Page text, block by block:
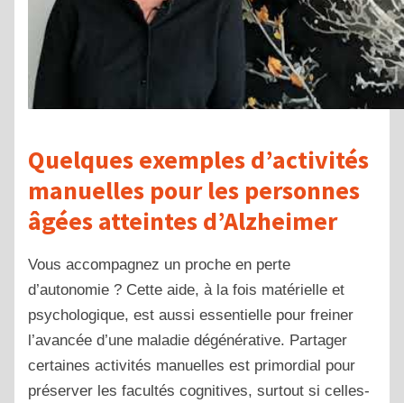
Quelques exemples d’activités
manuelles pour les personnes
âgées atteintes d’Alzheimer
Vous accompagnez un proche en perte
d’autonomie ? Cette aide, à la fois matérielle et
psychologique, est aussi essentielle pour freiner
l’avancée d’une maladie dégénérative. Partager
certaines activités manuelles est primordial pour
préserver les facultés cognitives, surtout si celles-